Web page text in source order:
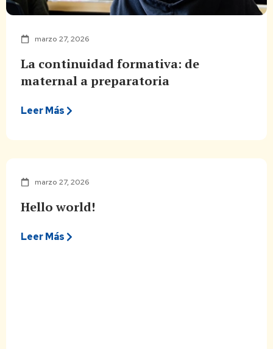
marzo 27, 2026
La continuidad formativa: de
maternal a preparatoria
Leer Más
marzo 27, 2026
Hello world!
Leer Más